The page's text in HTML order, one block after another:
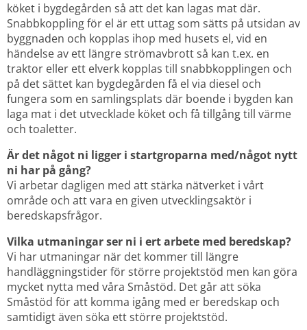
köket i bygdegården så att det kan lagas mat där.
Snabbkoppling för el är ett uttag som sätts på utsidan av
byggnaden och kopplas ihop med husets el, vid en
händelse av ett längre strömavbrott så kan t.ex. en
traktor eller ett elverk kopplas till snabbkopplingen och
på det sättet kan bygdegården få el via diesel och
fungera som en samlingsplats där boende i bygden kan
laga mat i det utvecklade köket och få tillgång till värme
och toaletter.
Är det något ni ligger i startgroparna med/något nytt
ni har på gång?
Vi arbetar dagligen med att stärka nätverket i vårt
område och att vara en given utvecklingsaktör i
beredskapsfrågor.
Vilka utmaningar ser ni i ert arbete med beredskap?
Vi har utmaningar när det kommer till längre
handläggningstider för större projektstöd men kan göra
mycket nytta med våra Småstöd. Det går att söka
Småstöd för att komma igång med er beredskap och
samtidigt även söka ett större projektstöd.